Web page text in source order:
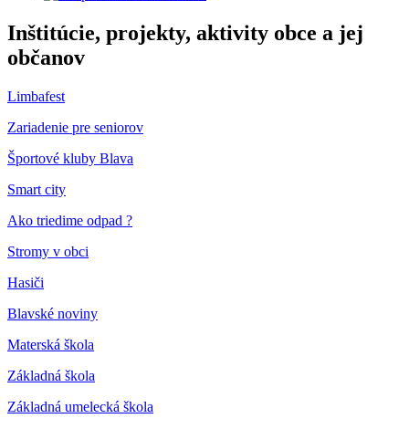
Inštitúcie, projekty, aktivity obce a jej
občanov
Limbafest
Zariadenie pre seniorov
Športové kluby Blava
Smart city
Ako triedime odpad ?
Stromy v obci
Hasiči
Blavské noviny
Materská škola
Základná škola
Základná umelecká škola